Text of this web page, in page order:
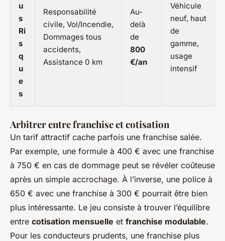
u
s
Ri
s
q
u
e
s
Responsabilité
civile, Vol/Incendie,
Dommages tous
accidents,
Assistance 0 km
Au-
delà
de
800
€/an
Véhicule
neuf, haut
de
gamme,
usage
intensif
Arbitrer entre franchise et cotisation
Un tarif attractif cache parfois une franchise salée.
Par exemple, une formule à 400 € avec une franchise
à 750 € en cas de dommage peut se révéler coûteuse
après un simple accrochage. À l’inverse, une police à
650 € avec une franchise à 300 € pourrait être bien
plus intéressante. Le jeu consiste à trouver l’équilibre
entre cotisation mensuelle et franchise modulable.
Pour les conducteurs prudents, une franchise plus